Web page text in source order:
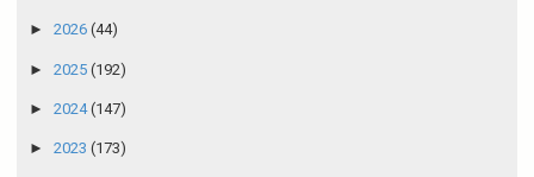
► 2026 (44)
► 2025 (192)
► 2024(147)
► 2023 (173)